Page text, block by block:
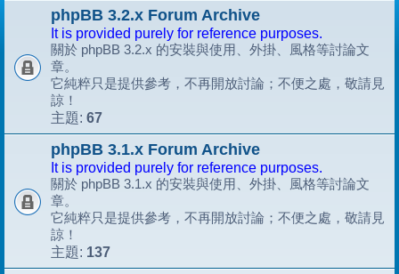
phpBB 3.2.x Forum Archive
It is provided purely for reference purposes.
關於 phpBB 3.2.x 的安裝與使用、外掛、風格等討論文
章。
它純粹只是提供參考，不再開放討論；不便之處，敬請見
諒！
主題: 67
phpBB 3.1.x Forum Archive
It is provided purely for reference purposes.
關於 phpBB 3.1.x 的安裝與使用、外掛、風格等討論文
章。
它純粹只是提供參考，不再開放討論；不便之處，敬請見
諒！
主題: 137